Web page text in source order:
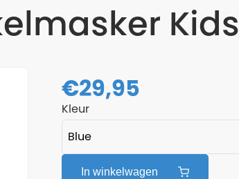
Kids
€29,95
Kleur
In winkelwagen